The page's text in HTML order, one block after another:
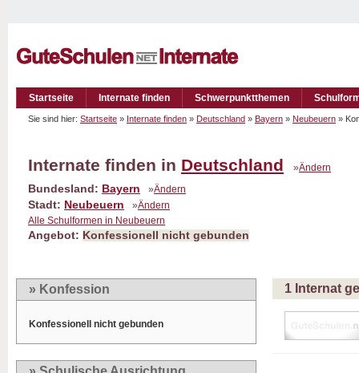
Startseite Internate finden Schwerpunktthemen
Sie sind hier: Startseite » Internate finden » Deutschland » Bayern » Neubeuern »
Internate finden in Deutschland »Ändern
Bundesland: Bayern »Ändern
Stadt: Neubeuern »Ändern
Alle Schulformen in Neubeuern
Angebot: Konfessionell nicht gebunden
» Konfession
Konfessionell nicht gebunden
1 Internat